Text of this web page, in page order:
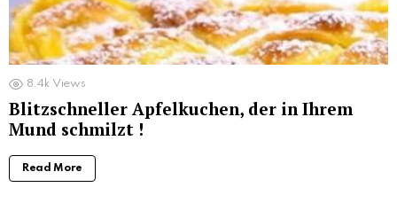
8.4k Views
Blitzschneller Apfelkuchen, der in Ihrem
Mund schmilzt !
Read More